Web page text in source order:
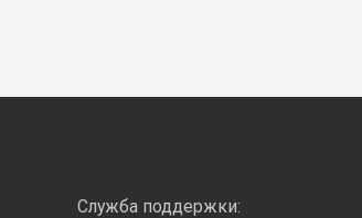
Служба поддержки: